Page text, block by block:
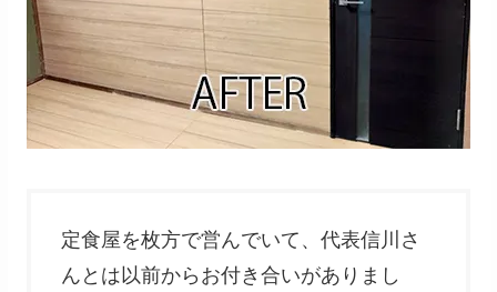
定食屋を枚方で営んでいて、代表信川さ
んとは以前からお付き合いがありまし